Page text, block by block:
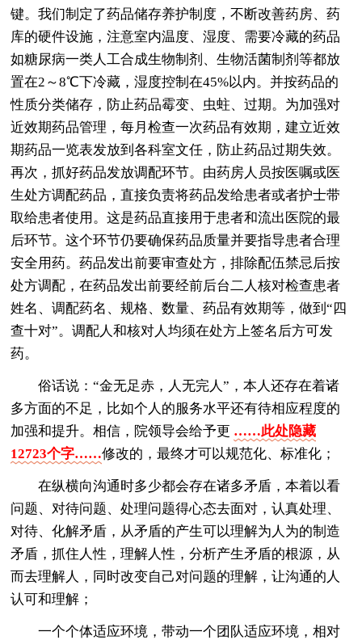
键。我们制定了药品储存养护制度，不断改善药房、药
库的硬件设施，注意室内温度、湿度、需要冷藏的药品
如糖尿病一类人工合成生物制剂、生物活菌制剂等都放
置在2～8℃下冷藏，湿度控制在45%以内。并按药品的
性质分类储存，防止药品霉变、虫蛀、过期。为加强对
近效期药品管理，每月检查一次药品有效期，建立近效
期药品一览表发放到各科室文任，防止药品过期失效。
再次，抓好药品发放调配环节。由药房人员按医嘱或医
生处方调配药品，直接负责将药品发给患者或者护士带
取给患者使用。这是药品直接用于患者和流出医院的最
后环节。这个环节仍要确保药品质量并要指导患者合理
安全用药。药品发出前要审查处方，排除配伍禁忌后按
处方调配，在药品发出前要经前后台二人核对检查患者
姓名、调配药名、规格、数量、药品有效期等，做到“四
查十对”。调配人和核对人均须在处方上签名后方可发
药。
俗话说：“金无足赤，人无完人”，本人还存在着诸
多方面的不足，比如个人的服务水平还有待相应程度的
加强和提升。相信，院领导会给予更 ……此处隐藏
12723个字……修改的，最终才可以规范化、标准化；
在纵横向沟通时多少都会存在诸多矛盾，本着以看
问题、对待问题、处理问题得心态去面对，认真处理、
对待、化解矛盾，从矛盾的产生可以理解为人为的制造
矛盾，抓住人性，理解人性，分析产生矛盾的根源，从
而去理解人，同时改变自己对问题的理解，让沟通的人
认可和理解；
一个个体适应环境，带动一个团队适应环境，相对